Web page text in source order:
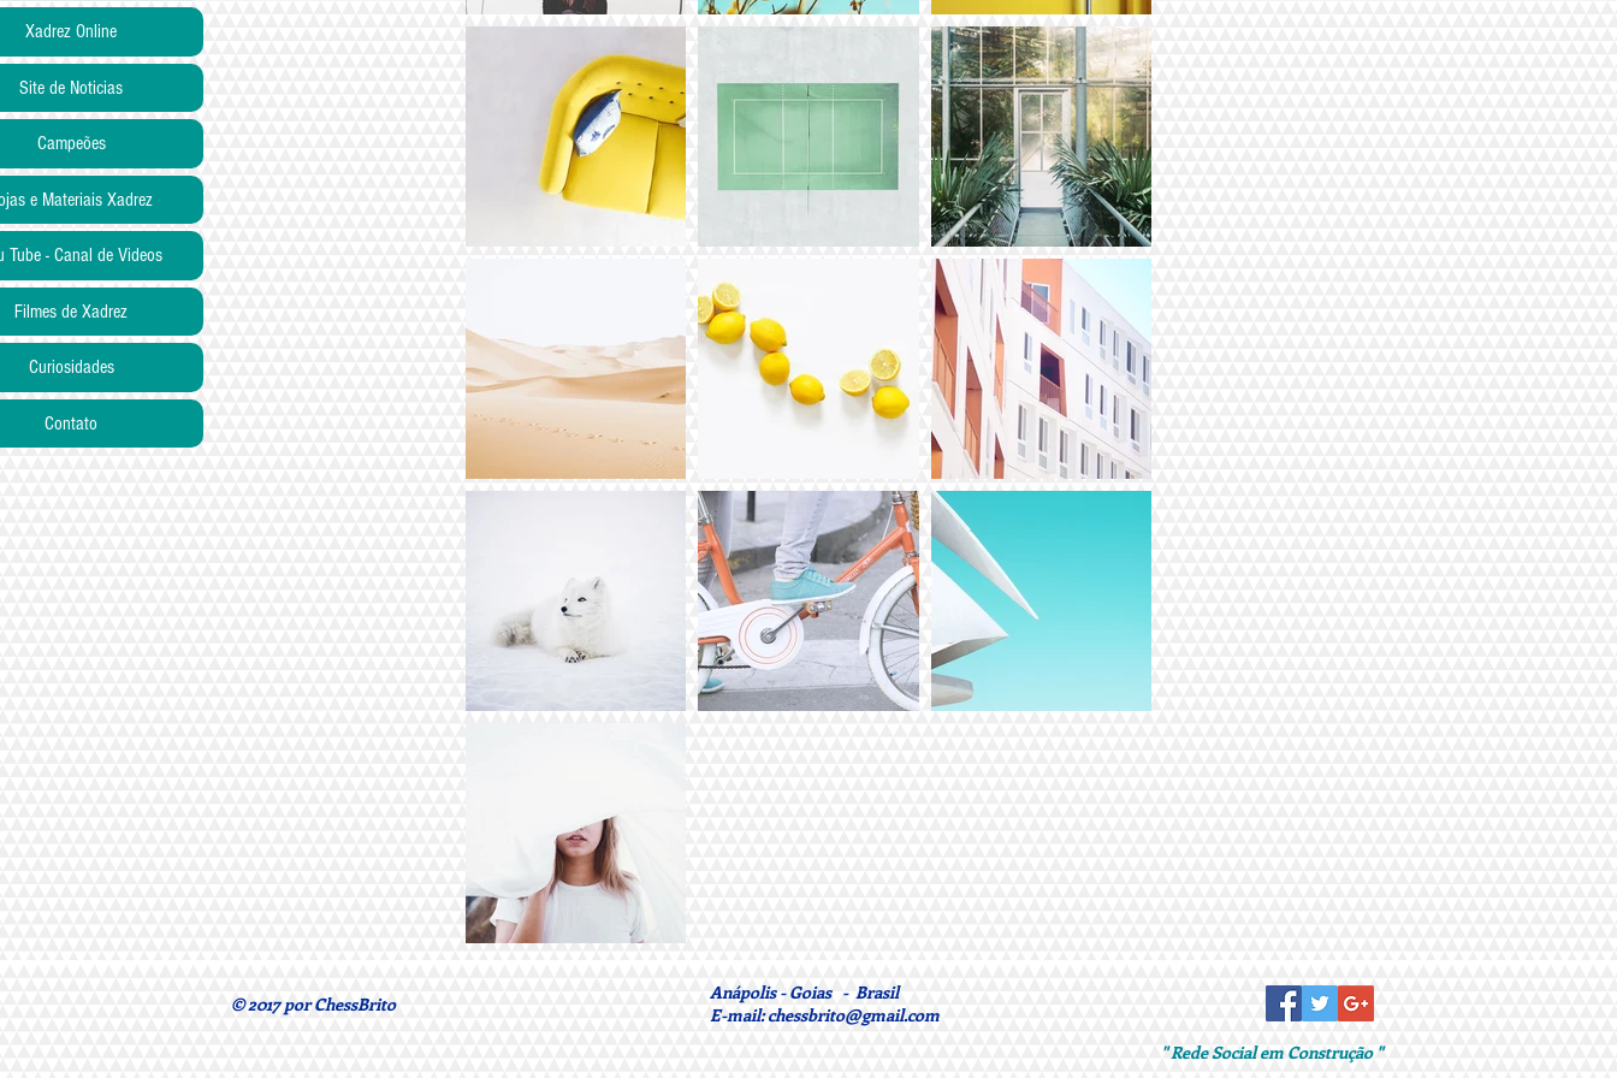
Xadrez Online
Site de Noticias
Campeões
e Materiais Xadrez
Tube - Canal de Videos
Filmes de Xadrez
Curiosidades
Contato
© 2017 por ChessBrito
Anápolis - Goias - Brasil
E-mail:chessbrito@gmail.com
" Rede Social em Construção "